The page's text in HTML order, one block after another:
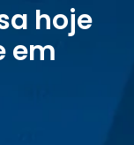
hoje
em